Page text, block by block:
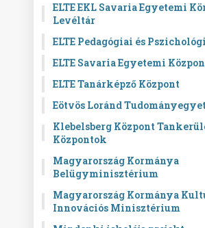
ELTE EKL Savaria Egyetemi
Levéltár
ELTE Pedagógiai és
ELTE Savaria Egyetemi
ELTE Tanárképző Központ
Eötvös Loránd
Klebelsberg Központ
Központok
Magyarország Kormánya
Belügyminisztérium
Magyarország Kormánya
Innovációs Minisztérium